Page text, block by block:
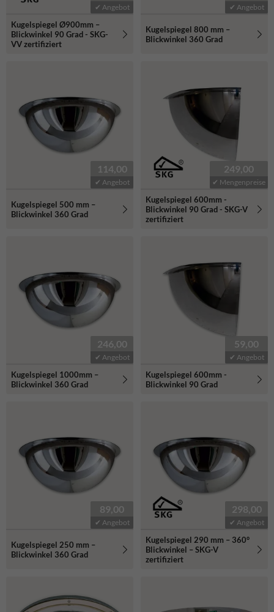
✔ Angebot
Kugelspiegel Ø900mm –
Blickwinkel 90 Grad - SKG-
VV zertifiziert
✔ Angebot
Kugelspiegel 800 mm –
Blickwinkel 360 Grad
114,00
✔ Angebot
Kugelspiegel 500 mm –
Blickwinkel 360 Grad
249,00
✔ Mengenpreise
Kugelspiegel 600mm -
Blickwinkel 90 Grad - SKG-V
zertifiziert
246,00
✔ Angebot
Kugelspiegel 1000mm –
Blickwinkel 360 Grad
59,00
✔ Angebot
Kugelspiegel 600mm -
Blickwinkel 90 Grad
89,00
✔ Angebot
Kugelspiegel 250 mm –
Blickwinkel 360 Grad
298,00
✔ Angebot
Kugelspiegel 290 mm – 360°
Blickwinkel – SKG-V
zertifiziert